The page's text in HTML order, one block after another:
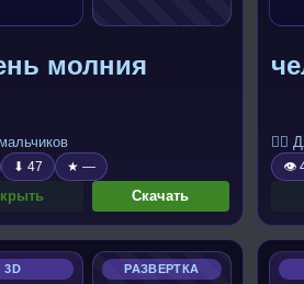
молния
⬇ 47 ★ —
Скачать
🧍‍♂️
👁
3D РАЗВЕРТКА